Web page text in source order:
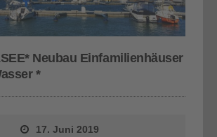
Neubau Einfamilienhäuser
*
17. Juni 2019